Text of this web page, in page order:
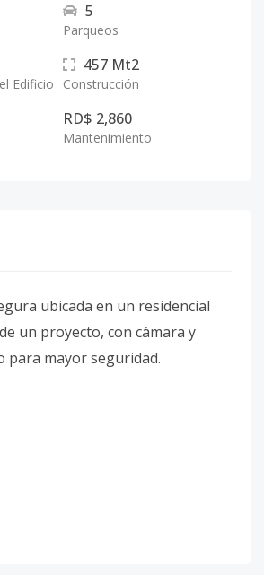
5
Parqueos
Edificio
457 Mt2
Construcción
RD$ 2,860
Mantenimiento
ubicada en un residencial
un proyecto, con cámara y
para mayor seguridad.